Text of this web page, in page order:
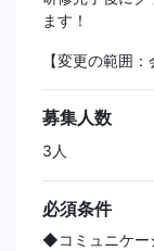
ます！
【変更の範囲
募集人数
3人
必須条件
◆コミュニケー